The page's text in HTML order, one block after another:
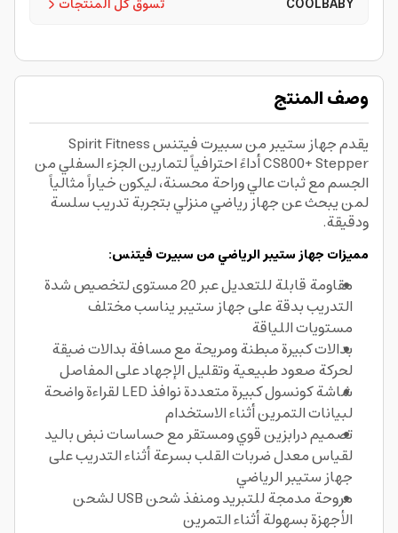
تسوق كل المنتجات COOLBABY
وصف المنتج
يقدم جهاز ستيبر من سبيرت فيتنس Spirit Fitness
CS800+ Stepper أداءً احترافياً لتمارين الجزء السفلي من
الجسم مع ثبات عالي وراحة محسنة، ليكون خياراً مثالياً
لمن يبحث عن جهاز رياضي منزلي بتجربة تدريب سلسة
ودقيقة.
مميزات جهاز ستيبر الرياضي من سبيرت فيتنس:
مقاومة قابلة للتعديل عبر 20 مستوى لتخصيص شدة
التدريب بدقة على جهاز ستيبر يناسب مختلف
مستويات اللياقة
بدالات كبيرة مبطنة ومريحة مع مسافة بدالات ضيقة
لحركة صعود طبيعية وتقليل الإجهاد على المفاصل
شاشة كونسول كبيرة متعددة نوافذ LED لقراءة واضحة
لبيانات التمرين أثناء الاستخدام
تصميم درابزين قوي ومستقر مع حساسات نبض باليد
لقياس معدل ضربات القلب بسرعة أثناء التدريب على
جهاز ستيبر الرياضي
مروحة مدمجة للتبريد ومنفذ شحن USB لشحن
الأجهزة بسهولة أثناء التمرين